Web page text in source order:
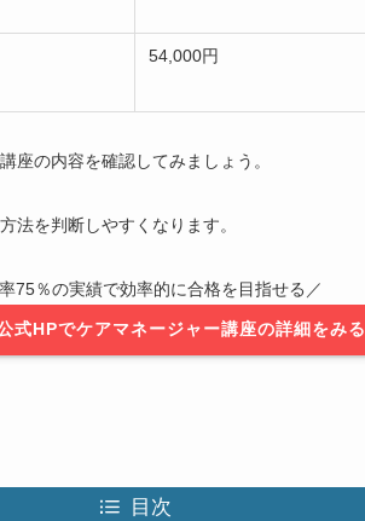
54,000円
座の内容を確認してみましょう。
法を判断しやすくなります。
75％の実績で効率的に合格を目指せる／
式HPでケアマネージャー講座の詳細をみる
目次